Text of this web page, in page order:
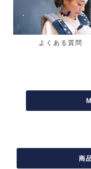
よくある質問
商